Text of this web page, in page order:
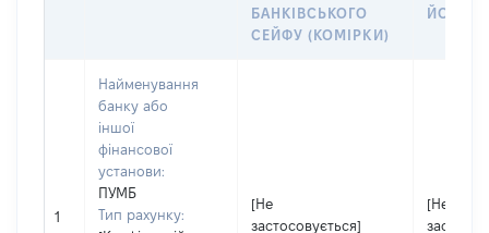
БАНКІВСЬКОГО
СЕЙФУ (КОМІРКИ)
ЙОГО
1
Найменування
банку або
іншої
фінансової
установи:
ПУМБ
Тип рахунку:
[Не
застосовується]
[Не